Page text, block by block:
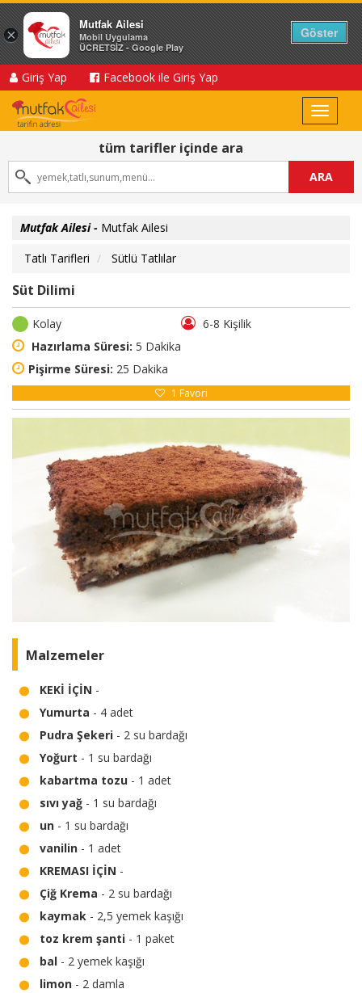
Giriş Yap Facebook ile Giriş Yap
Toggle
tüm tarifler içinde ara
ARA
Mutfak Ailesi - Mutfak Ailesi
Tatlı Tarifleri
Sütlü Tatlılar
Süt Dilimi
Kolay
6-8 Kişilik
Hazırlama Süresi: 5 Dakika
Pişirme Süresi: 25 Dakika
1 Favori
Malzemeler
KEKİ İÇİN -
Yumurta - 4 adet
Pudra Şekeri - 2 su bardağı
Yoğurt - 1 su bardağı
kabartma tozu - 1 adet
sıvı yağ - 1 su bardağı
un - 1 su bardağı
vanilin - 1 adet
KREMASI İÇİN -
Çiğ Krema - 2 su bardağı
kaymak - 2,5 yemek kaşığı
toz krem şanti - 1 paket
bal - 2 yemek kaşığı
limon - 2 damla
×
Mutfak Ailesi
Mobil Uygulama
ÜCRETSİZ - Google Play
Göster